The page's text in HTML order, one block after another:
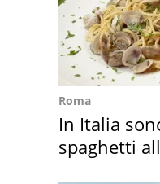
Roma
In Italia
spaghetti